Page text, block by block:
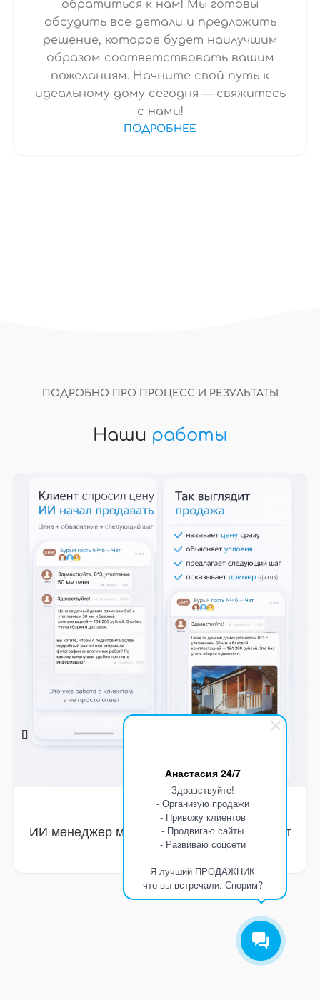
Анастасия 24/7
Здравствуйте!
- Организую продажи
- Привожу клиентов
- Продвигаю сайты
- Развиваю соцсети
Я лучший ПРОДАЖНИК
что вы встречали. Спорим?
обратиться к нам! Мы готовы
обсудить все детали и предложить
решение, которое будет наилучшим
образом соответствовать вашим
пожеланиям. Начните свой путь к
идеальному дому сегодня — свяжитесь
с нами!
ПОДРОБНЕЕ
ПОДРОБНО ПРО ПРОЦЕСС И РЕЗУЛЬТАТЫ
Наши работы
ИИ менеджер собрал ТЗ и довёл клиента